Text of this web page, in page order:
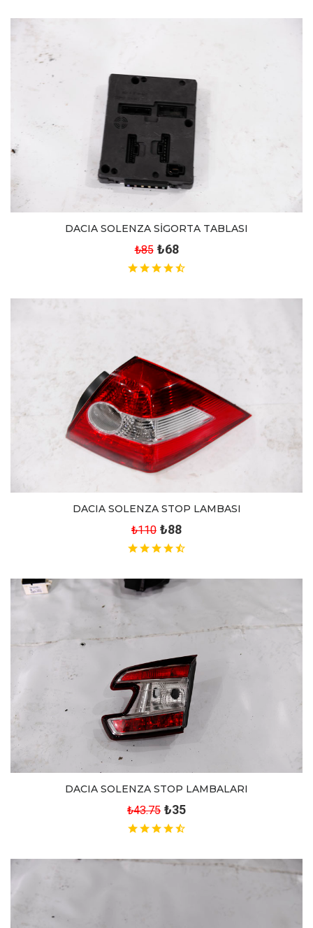
DACIA SOLENZA SİGORTA TABLASI
₺85 ₺68
DACIA SOLENZA STOP LAMBASI
₺110 ₺88
DACIA SOLENZA STOP LAMBALARI
₺43.75 ₺35